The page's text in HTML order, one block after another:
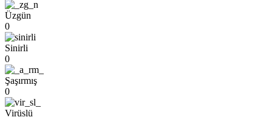
Üzgün
0
Sinirli
0
Şaşırmış
0
Virüslü